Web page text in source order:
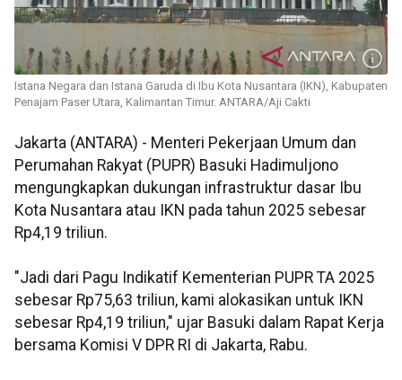
Istana Negara dan Istana Garuda di Ibu Kota Nusantara (IKN), Kabupaten
Penajam Paser Utara, Kalimantan Timur. ANTARA/Aji Cakti
Jakarta (ANTARA) - Menteri Pekerjaan Umum dan
Perumahan Rakyat (PUPR) Basuki Hadimuljono
mengungkapkan dukungan infrastruktur dasar Ibu
Kota Nusantara atau IKN pada tahun 2025 sebesar
Rp4,19 triliun.
"Jadi dari Pagu Indikatif Kementerian PUPR TA 2025
sebesar Rp75,63 triliun, kami alokasikan untuk IKN
sebesar Rp4,19 triliun," ujar Basuki dalam Rapat Kerja
bersama Komisi V DPR RI di Jakarta, Rabu.